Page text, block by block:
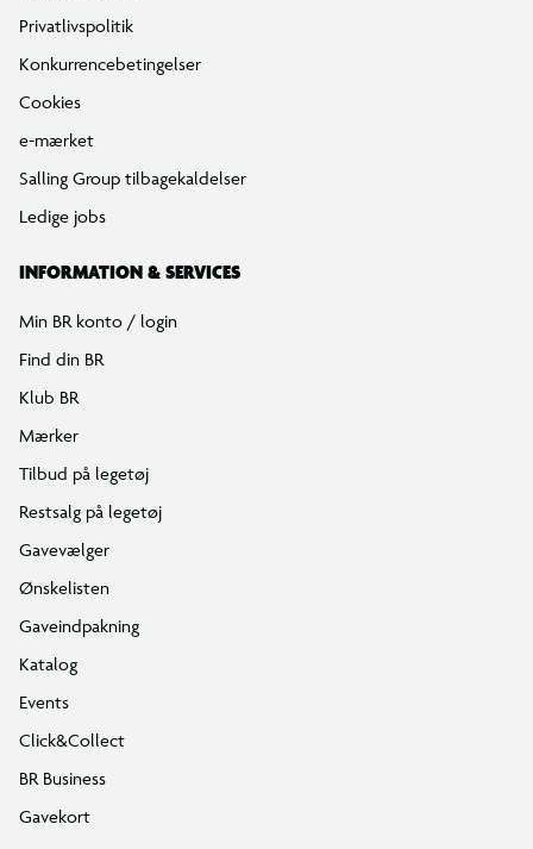
Privatlivspolitik
Konkurrencebetingelser
Cookies
e-mærket
Salling Group tilbagekaldelser
Ledige jobs
INFORMATION & SERVICES
Min BR konto / login
Find din BR
Klub BR
Mærker
Tilbud på legetøj
Restsalg på legetøj
Gavevælger
Ønskelisten
Gaveindpakning
Katalog
Events
Click&Collect
BR Business
Gavekort